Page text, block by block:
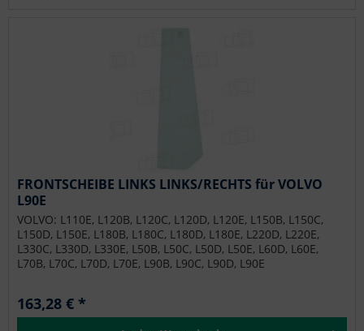
FRONTSCHEIBE LINKS LINKS/RECHTS für VOLVO
L90E
VOLVO: L110E, L120B, L120C, L120D, L120E, L150B, L150C,
L150D, L150E, L180B, L180C, L180D, L180E, L220D, L220E,
L330C, L330D, L330E, L50B, L50C, L50D, L50E, L60D, L60E,
L70B, L70C, L70D, L70E, L90B, L90C, L90D, L90E
163,28 € *